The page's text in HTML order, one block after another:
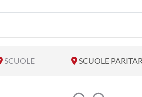
SCUOLE SCUOLE